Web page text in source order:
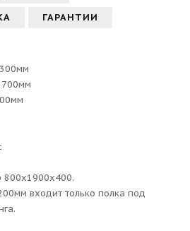
ГАРАНТИИ
входит только полка под